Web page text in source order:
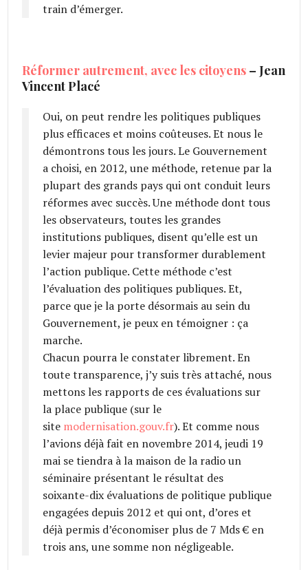
train d’émerger.
Réformer autrement, avec les citoyens – Jean
Vincent Placé
Oui, on peut rendre les politiques publiques
plus efficaces et moins coûteuses. Et nous le
démontrons tous les jours. Le Gouvernement
a choisi, en 2012, une méthode, retenue par la
plupart des grands pays qui ont conduit leurs
réformes avec succès. Une méthode dont tous
les observateurs, toutes les grandes
institutions publiques, disent qu’elle est un
levier majeur pour transformer durablement
l’action publique. Cette méthode c’est
l’évaluation des politiques publiques. Et,
parce que je la porte désormais au sein du
Gouvernement, je peux en témoigner : ça
marche.
Chacun pourra le constater librement. En
toute transparence, j’y suis très attaché, nous
mettons les rapports de ces évaluations sur
la place publique (sur le
site modernisation.gouv.fr). Et comme nous
l’avions déjà fait en novembre 2014, jeudi 19
mai se tiendra à la maison de la radio un
séminaire présentant le résultat des
soixante-dix évaluations de politique publique
engagées depuis 2012 et qui ont, d’ores et
déjà permis d’économiser plus de 7 Mds € en
trois ans, une somme non négligeable.